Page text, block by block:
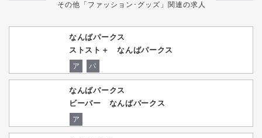
その他「ファッション･グッズ」関連の求人
なんばパークス
ストスト＋ なんばパークス
ア パ
なんばパークス
ビーバー なんばパークス
ア